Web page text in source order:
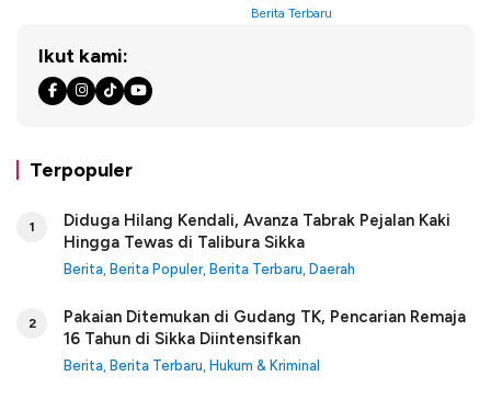
Berita Terbaru
Ikut kami:
Terpopuler
1
Diduga Hilang Kendali, Avanza Tabrak Pejalan Kaki
Hingga Tewas di Talibura Sikka
Berita Berita Populer, Berita Terbaru Daerah
2
Pakaian Ditemukan di Gudang TK, Pencarian Remaja
16 Tahun di Sikka Diintensifkan
Berita Berita Terbaru Hukum & Kriminal